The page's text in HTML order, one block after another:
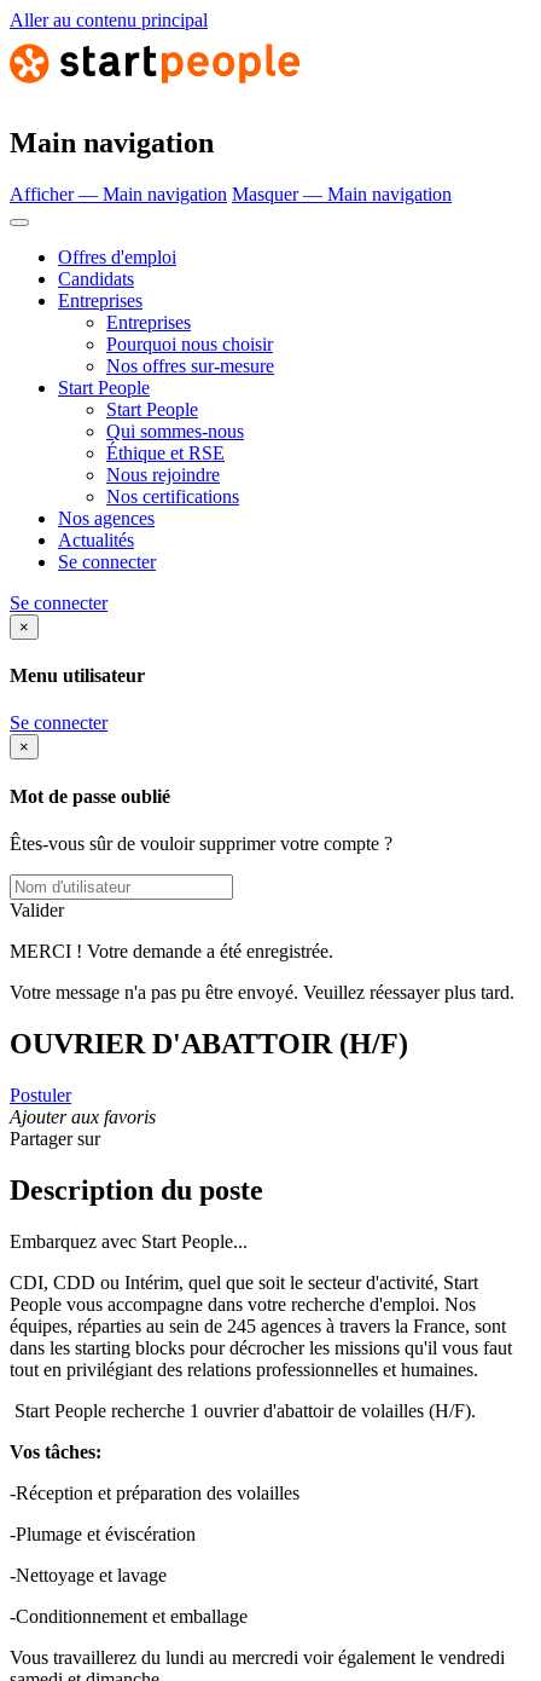
Aller au contenu principal
Main navigation
Afficher — Main navigation Masquer — Main navigation
Offres d'emploi
Candidats
Entreprises
Entreprises
Pourquoi nous choisir
Nos offres sur-mesure
Start People
Start People
Qui sommes-nous
Éthique et RSE
Nous rejoindre
Nos certifications
Nos agences
Actualités
Se connecter
Se connecter
×
Menu utilisateur
Se connecter
×
Mot de passe oublié
Êtes-vous sûr de vouloir supprimer votre compte ?
Valider
MERCI ! Votre demande a été enregistrée.
Votre message n'a pas pu être envoyé. Veuillez réessayer plus tard.
OUVRIER D'ABATTOIR (H/F)
Postuler
Ajouter aux favoris
Partager sur
Description du poste
Embarquez avec Start People...
CDI, CDD ou Intérim, quel que soit le secteur d'activité, Start
People vous accompagne dans votre recherche d'emploi. Nos
équipes, réparties au sein de 245 agences à travers la France, sont
dans les starting blocks pour décrocher les missions qu'il vous faut
tout en privilégiant des relations professionnelles et humaines.
Start People recherche 1 ouvrier d'abattoir de volailles (H/F).
Vos tâches:
-Réception et préparation des volailles
-Plumage et éviscération
-Nettoyage et lavage
-Conditionnement et emballage
Vous travaillerez du lundi au mercredi voir également le vendredi